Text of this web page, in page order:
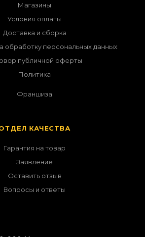
Магазины
Условия оплаты
Доставка и сборка
обработку персональных данных
публичной оферты
Политика
Франшиза
КАЧЕСТВА
Гарантия на товар
Заявление
Оставить отзыв
Вопросы и ответы